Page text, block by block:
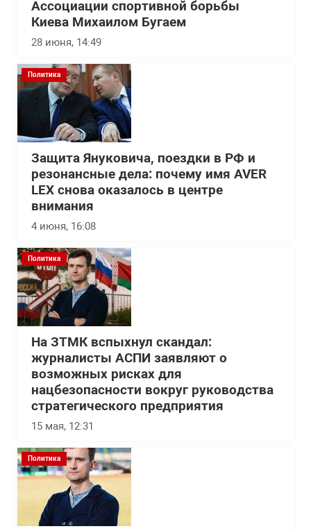
Ассоциации спортивной борьбы
Киева Михаилом Бугаем
28 июня, 14:49
Политика
Защита Януковича, поездки в РФ и
резонансные дела: почему имя AVER
LEX снова оказалось в центре
внимания
4 июня, 16:08
Политика
На ЗТМК вспыхнул скандал:
журналисты АСПИ заявляют о
возможных рисках для
нацбезопасности вокруг руководства
стратегического предприятия
15 мая, 12:31
Политика